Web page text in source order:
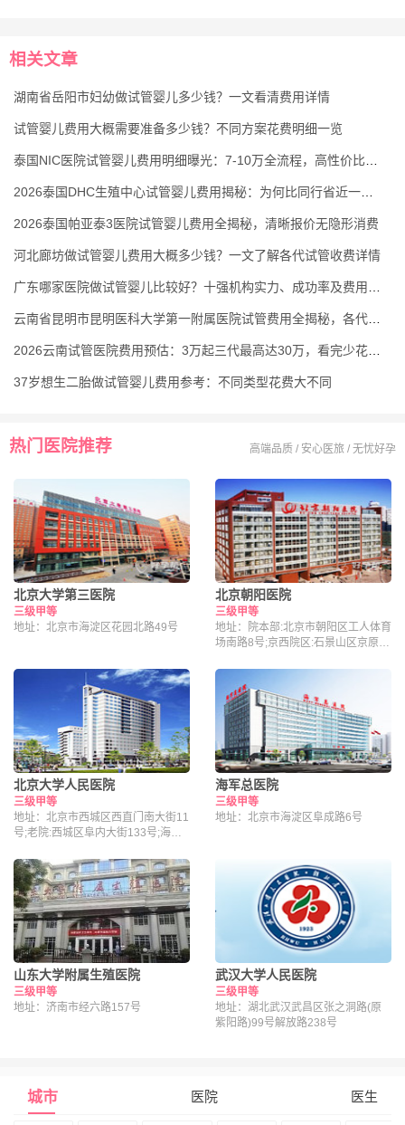
相关文章
湖南省岳阳市妇幼做试管婴儿多少钱？一文看清费用详情
试管婴儿费用大概需要准备多少钱？不同方案花费明细一览
2026泰国帕亚泰3医院试管婴儿费用全揭秘，清晰报价无隐形消费
河北廊坊做试管婴儿费用大概多少钱？一文了解各代试管收费详情
37岁想生二胎做试管婴儿费用参考：不同类型花费大不同
热门医院推荐 高端品质 / 安心医旅 / 无忧好孕
北京大学第三医院
三级甲等
地址：北京市海淀区花园北路49号
北京朝阳医院
三级甲等
地址：院本部:北京市朝阳区工人体育
场南路8号;京西院区:石景山区京原路
北京大学人民医院
三级甲等
地址：北京市西城区西直门南大街11
号;老院:西城区阜内大街133号;海淀
海军总医院
三级甲等
地址：北京市海淀区阜成路6号
山东大学附属生殖医院
三级甲等
地址：济南市经六路157号
武汉大学人民医院
三级甲等
地址：湖北武汉武昌区张之洞路(原
紫阳路)99号解放路238号
城市 医院 医生